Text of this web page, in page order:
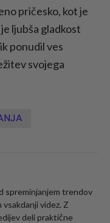
pričesko, kot je
ljubša gladkost
ponudil ves
svojega
spreminjanjem trendov
videz. Z
deli praktične